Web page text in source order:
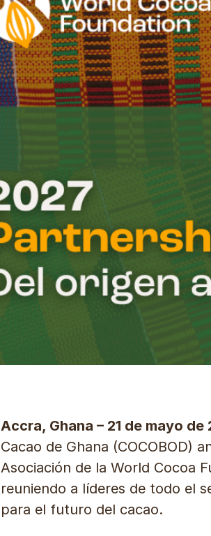
Accra, Ghana – 21 de mayo de
Cacao de Ghana (COCOBOD)
Asociación de la World Cocoa
reuniendo a líderes de todo el
para el futuro del cacao.